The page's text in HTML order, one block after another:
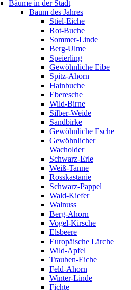
Bäume in der Stadt
Baum des Jahres
Stiel-Eiche
Rot-Buche
Sommer-Linde
Berg-Ulme
Speierling
Gewöhnliche Eibe
Spitz-Ahorn
Hainbuche
Eberesche
Wild-Birne
Silber-Weide
Sandbirke
Gewöhnliche Esche
Gewöhnlicher
Wacholder
Schwarz-Erle
Weiß-Tanne
Rosskastanie
Schwarz-Pappel
Wald-Kiefer
Walnuss
Berg-Ahorn
Vogel-Kirsche
Elsbeere
Europäische Lärche
Wild-Apfel
Trauben-Eiche
Feld-Ahorn
Winter-Linde
Fichte